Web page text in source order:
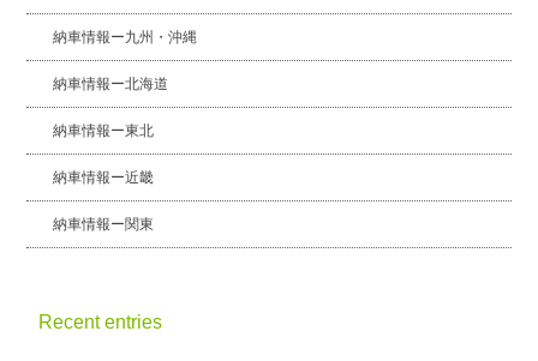
納車情報ー九州・沖縄
納車情報ー北海道
納車情報ー東北
納車情報ー近畿
納車情報ー関東
Recent entries